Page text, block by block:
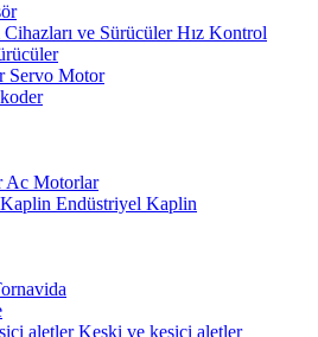
Hız Kontrol
Servo Motor
Ac Motorlar
Endüstriyel Kaplin
Keski ve kesici aletler